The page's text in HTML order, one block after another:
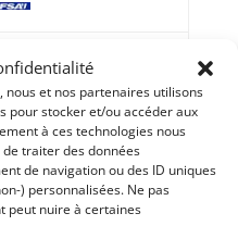
et nos partenaires utilisons
pour stocker et/ou accéder aux
à ces technologies nous
traiter des données
de navigation ou des ID uniques
) personnalisées. Ne pas
peut nuire à certaines